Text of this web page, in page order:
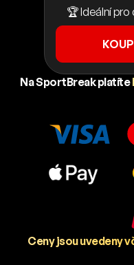
🏆 Ideální
Na SportBreak platíte
Ceny jsou uvedeny